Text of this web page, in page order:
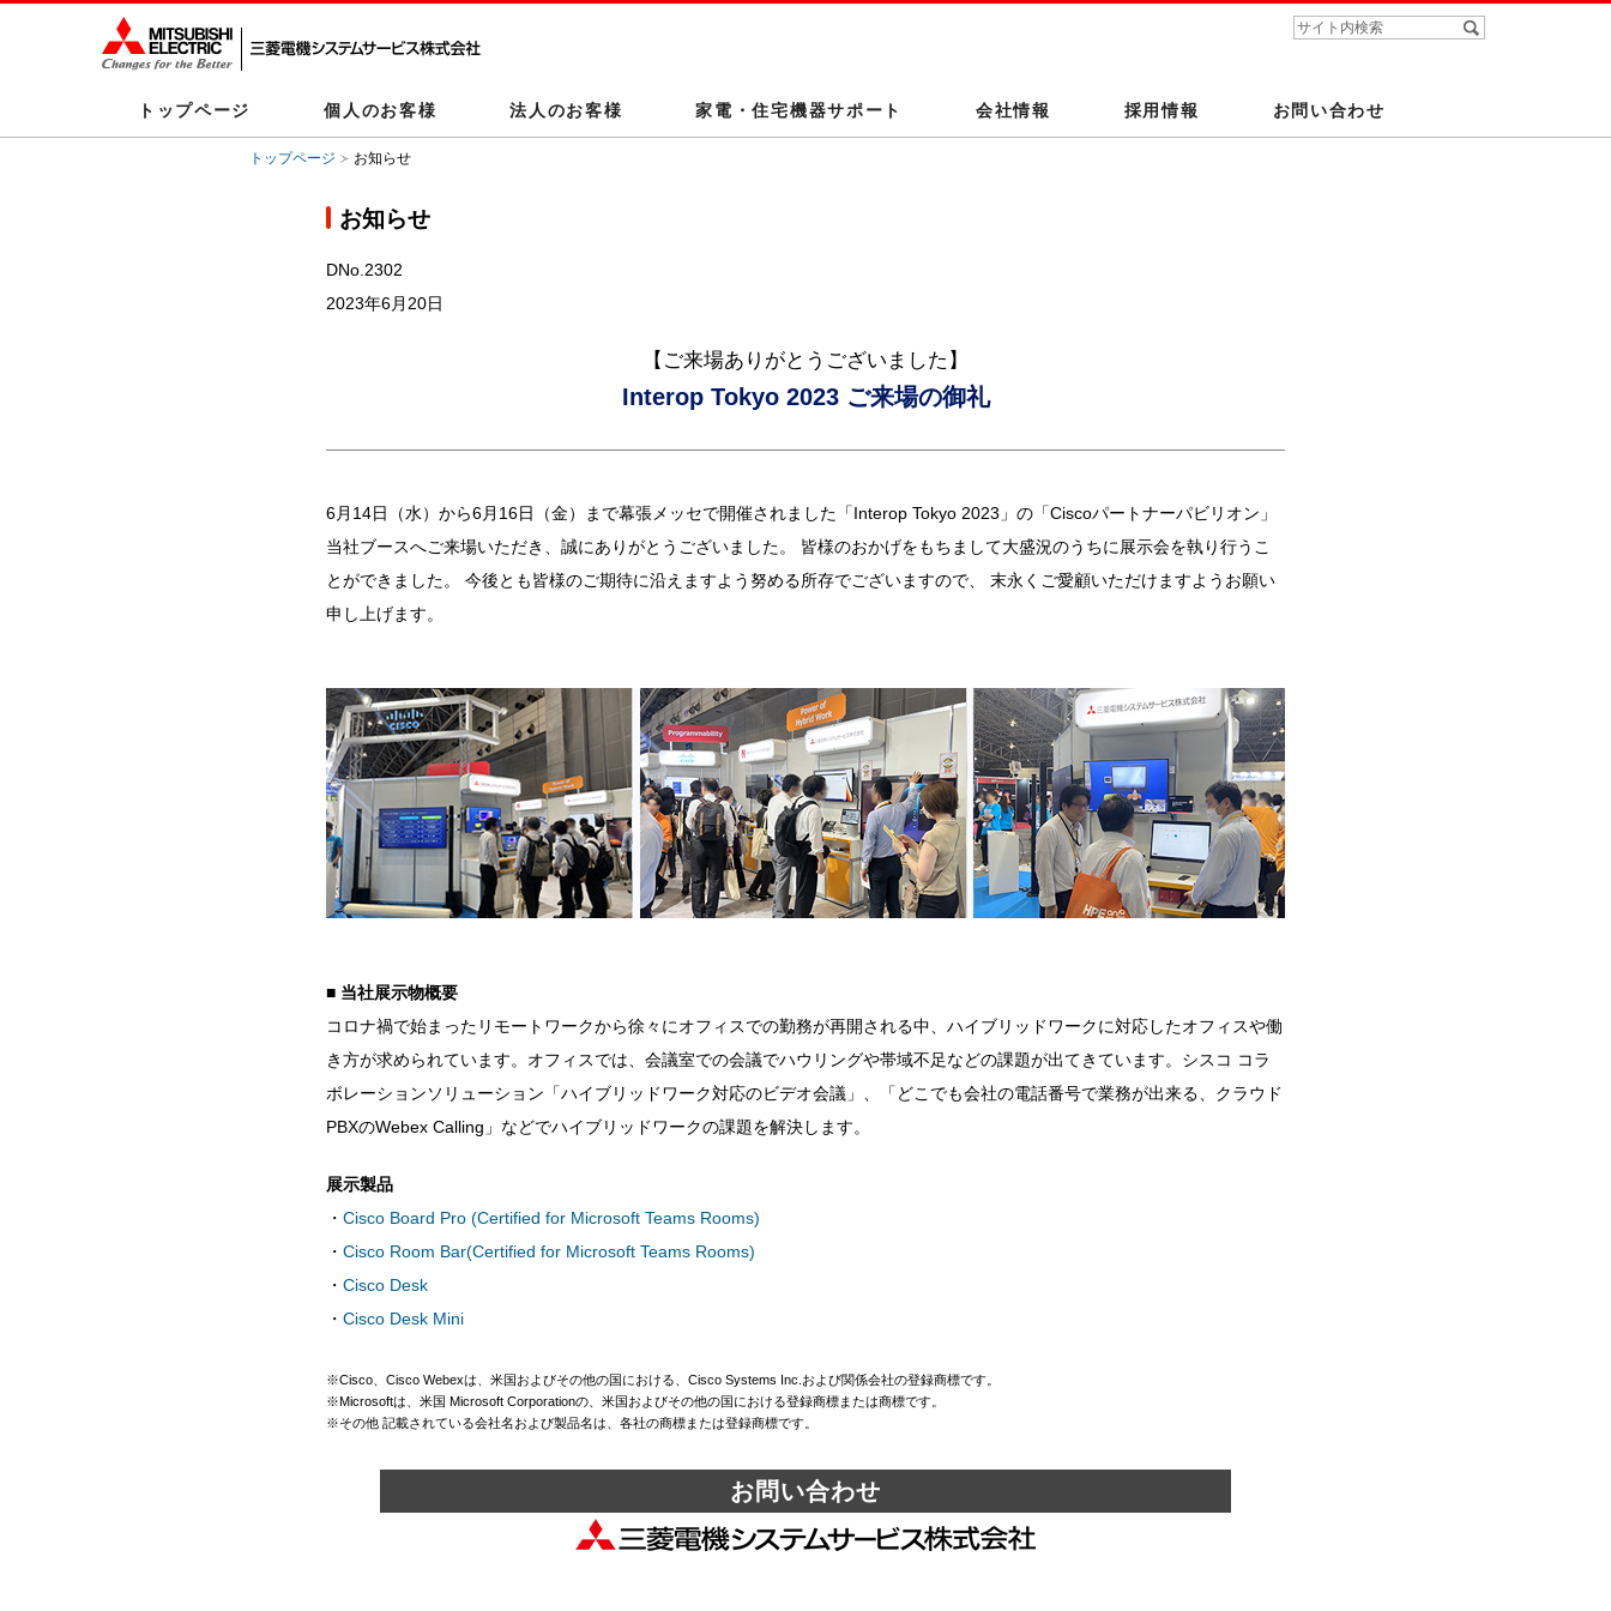
トップページ 個人のお客様 法人のお客様 家電・住宅機器サポート 会社情報 採用情報 お問い合わせ
トップページ お知らせ
お知らせ
DNo.2302
2023年6月20日
【ご来場ありがとうございました】
Interop Tokyo 2023 ご来場の御礼
6月14日（水）から6月16日（金）まで幕張メッセで開催されました「Interop Tokyo 2023」の「Ciscoパートナーパビリオン」
当社ブースへご来場いただき、誠にありがとうございました。 皆様のおかげをもちまして大盛況のうちに展示会を執り行うこ
とができました。 今後とも皆様のご期待に沿えますよう努める所存でございますので、 末永くご愛顧いただけますようお願い
申し上げます。
■ 当社展示物概要
コロナ禍で始まったリモートワークから徐々にオフィスでの勤務が再開される中、ハイブリッドワークに対応したオフィスや働
き方が求められています。オフィスでは、会議室での会議でハウリングや帯域不足などの課題が出てきています。シスコ コラ
ボレーションソリューション「ハイブリッドワーク対応のビデオ会議」、「どこでも会社の電話番号で業務が出来る、クラウド
PBXのWebex Calling」などでハイブリッドワークの課題を解決します。
展示製品
・ Cisco Board Pro (Certified for Microsoft Teams Rooms)
・ Cisco Room Bar(Certified for Microsoft Teams Rooms)
・ Cisco Desk
・ Cisco Desk Mini
※Cisco、Cisco Webexは、米国およびその他の国における、Cisco Systems Inc.および関係会社の登録商標です。
※Microsoftは、米国 Microsoft Corporationの、米国およびその他の国における登録商標または商標です。
※その他 記載されている会社名および製品名は、各社の商標または登録商標です。
お問い合わせ